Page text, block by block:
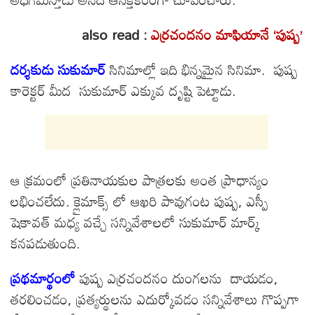
also read :ఎర్రచందనం మాఫియానే ‘పుష్ప’
దర్శకుడు సుకుమార్సినిమాల్లో ఇది భిన్నమైన సినిమా. పుష్ప
కారెక్టర్ మీద సుకుమార్ ఎక్కువ దృష్టి పెట్టాడు.
ఆ క్రమంలో ప్రతినాయకుల పాత్రలకు అంత ప్రాధాన్యం
లభించలేదు. క్లైమాక్స్ లో ఆఖరి పావుగంట పుష్ప, ఎస్పీ
షెకావత్ మధ్య వచ్చే సన్నివేశాలలో సుకుమార్ మార్క్
కనపడుతుంది.
ప్రథమార్థంలోపుష్ప ఎర్రచందనం దుంగలను దాయడం,
తరలించడం, ప్రత్యర్థులను ఎదుర్కోవడం సన్నివేశాలు గొప్పగా